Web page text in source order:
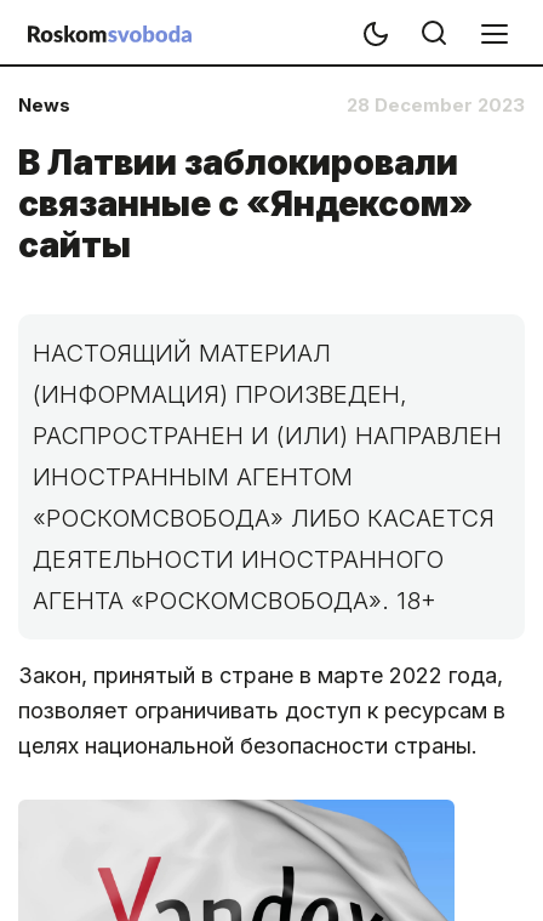
News 28 December 2023
В Латвии заблокировали
связанные с «Яндексом»
сайты
НАСТОЯЩИЙ МАТЕРИАЛ
(ИНФОРМАЦИЯ) ПРОИЗВЕДЕН,
РАСПРОСТРАНЕН И (ИЛИ) НАПРАВЛЕН
ИНОСТРАННЫМ АГЕНТОМ
«РОСКОМСВОБОДА» ЛИБО КАСАЕТСЯ
ДЕЯТЕЛЬНОСТИ ИНОСТРАННОГО
АГЕНТА «РОСКОМСВОБОДА». 18+
Закон, принятый в стране в марте 2022 года,
позволяет ограничивать доступ к ресурсам в
целях национальной безопасности страны.